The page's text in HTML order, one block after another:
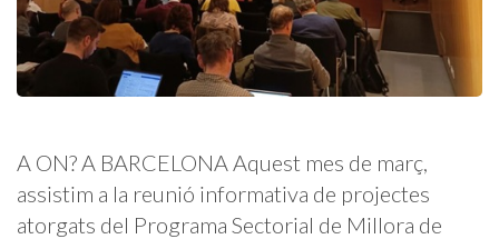
A ON? A BARCELONA Aquest mes de març,
assistim a la reunió informativa de projectes
atorgats del Programa Sectorial de Millora de